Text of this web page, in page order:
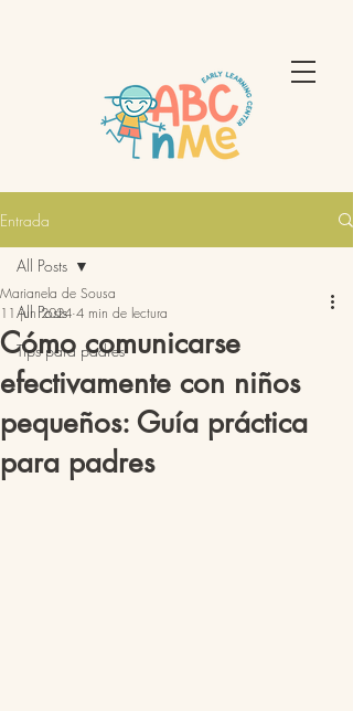
Entrada
All Posts
Tips para padres
All Posts
Cómo comunicarse
efectivamente con niños
pequeños: Guía práctica
para padres
Marianela de Sousa
11 jun 2024 4 min de lectura